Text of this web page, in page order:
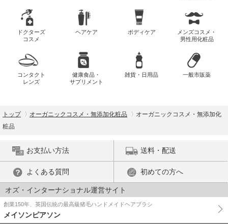
ドクターズ
コスメ
ヘアケア ボディケア
メンズコスメ・
男性用化粧品
コンタクト
レンズ
健康食品・
サプリメント
雑貨・日用品 一般市販薬
トップ オーガニックコスメ・無添加化粧品
オーガニックコスメ・無添加化
粧品
お支払い方法 送料・配送
よくある質問 初めての方へ
オズ・インターナショナル運営サイト
創業150年、英国伝統の最高級猪毛ハンドメイドヘアブラシ
メイソンピアソン